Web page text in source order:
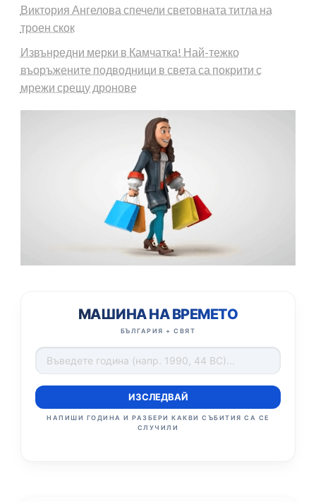
Виктория Ангелова спечели световната титла на
троен скок
Извънредни мерки в Камчатка! Най-тежко
въоръжените подводници в света са покрити с
мрежи срещу дронове
МАШИНА НА ВРЕМЕТО
БЪЛГАРИЯ + СВЯТ
ИЗСЛЕДВАЙ
НАПИШИ ГОДИНА И РАЗБЕРИ КАКВИ СЪБИТИЯ СА СЕ
СЛУЧИЛИ